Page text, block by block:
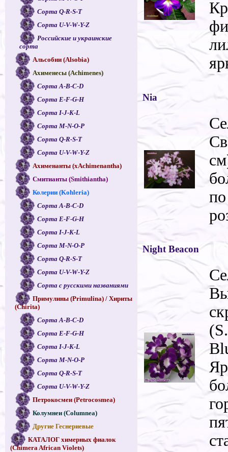
Сорта Q-R-S-T
Сорта U-V-W-Y-Z
Российские и украинские
сорта
Альсобии (Alsobia)
Ахименесы (Achimenes)
Сорта A-B-C-D
Сорта E-F-G-H
Сорта I-J-K-L
Сорта M-N-O-P
Сорта Q-R-S-T
Сорта U-V-W-Y-Z
Ахименанты (xAchimenantha)
Смитианты (Smithiantha)
Колерии (Kohleria)
Сорта A-B-C-D
Сорта E-F-G-H
Сорта I-J-K-L
Сорта M-N-O-P
Сорта Q-R-S-T
Сорта U-V-W-Y-Z
Сорта с русскими названиями
Примулины (Primulina) / Хириты
(Chirita)
Сорта A-B-C-D
Сорта E-F-G-H
Сорта I-J-K-L
Сорта M-N-O-P
Сорта Q-R-S-T
Сорта U-V-W-Y-Z
Петрокосмеи (Petrocosmea)
Колумнеи (Columnea)
Другие Геснериевые
КАТАЛОГ химерных фиалок
(Chimera African Violets)
Nia
Night Beacon